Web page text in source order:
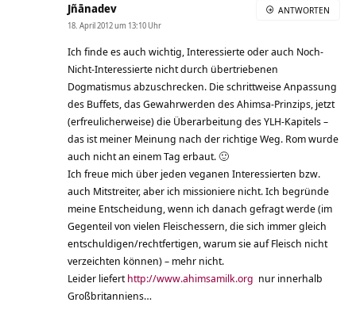
Jñānadev
18. April 2012 um 13:10 Uhr
Ich finde es auch wichtig, Interessierte oder auch Noch-
Nicht-Interessierte nicht durch übertriebenen
Dogmatismus abzuschrecken. Die schrittweise Anpassung
des Buffets, das Gewahrwerden des Ahimsa-Prinzips, jetzt
(erfreulicherweise) die Überarbeitung des YLH-Kapitels –
das ist meiner Meinung nach der richtige Weg. Rom wurde
auch nicht an einem Tag erbaut. 🙂
Ich freue mich über jeden veganen Interessierten bzw.
auch Mitstreiter, aber ich missioniere nicht. Ich begründe
meine Entscheidung, wenn ich danach gefragt werde (im
Gegenteil von vielen Fleischessern, die sich immer gleich
entschuldigen/rechtfertigen, warum sie auf Fleisch nicht
verzeichten können) – mehr nicht.
Leider lieferthttp://www.ahimsamilk.org nur innerhalb
Großbritanniens…
ANTWORTEN